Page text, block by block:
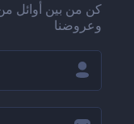
كن من بين أوائل
وعروضنا